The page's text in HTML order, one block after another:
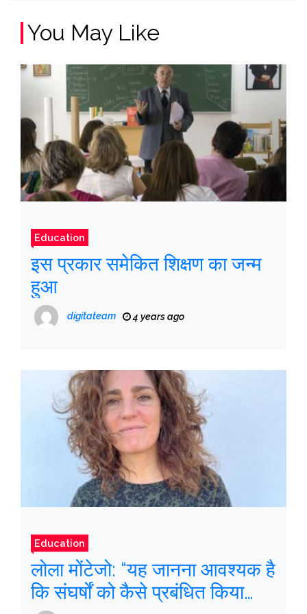
You May Like
Education
इस प्रकार समेकित शिक्षण का जन्म
हुआ
digitateam 4 years ago
Education
लोला मोंटेजो: “यह जानना आवश्यक है
कि संघर्षों को कैसे प्रबंधित किया